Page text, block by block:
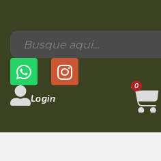
Login
0